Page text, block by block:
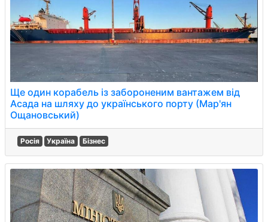
Ще один корабель із забороненим вантажем від
Асада на шляху до українського порту (Мар'ян
Ощановський)
Росія Україна Бізнес